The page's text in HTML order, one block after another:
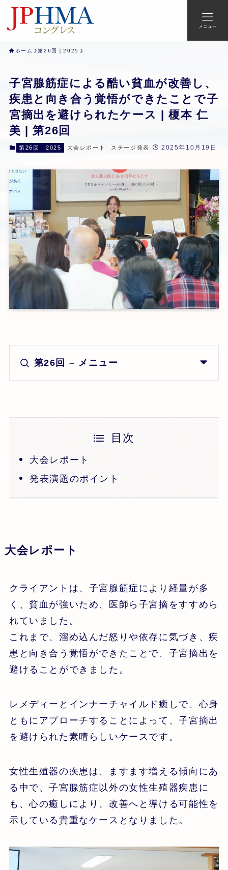
メニュー
ホーム 第26回｜2025
子宮腺筋症による酷い貧血が改善し、
疾患と向き合う覚悟ができたことで子
宮摘出を避けられたケース | 榎本 仁
美 | 第26回
第26回｜2025 大会レポート ステージ発表 2025年10月19日
第26回 – メニュー
目次
大会レポート
発表演題のポイント
大会レポート
クライアントは、子宮腺筋症により経量が多
く、貧血が強いため、医師ら子宮摘をすすめら
れていました。
これまで、溜め込んだ怒りや依存に気づき、疾
患と向き合う覚悟ができたことで、子宮摘出を
避けることができました。
レメディーとインナーチャイルド癒しで、心身
ともにアプローチすることによって、子宮摘出
を避けられた素晴らしいケースです。
女性生殖器の疾患は、ますます増える傾向にあ
る中で、子宮腺筋症以外の女性生殖器疾患に
も、心の癒しにより、改善へと導ける可能性を
示している貴重なケースとなりました。